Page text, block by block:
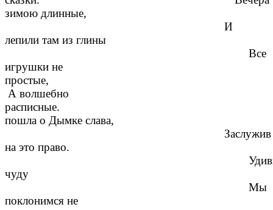
зимою длинные,
И
лепили там из глины
Все
игрушки не
простые,
А волшебно
пошла о Дымке слава,
Заслужив
на это право.
чуду
Мы
поклонимся не